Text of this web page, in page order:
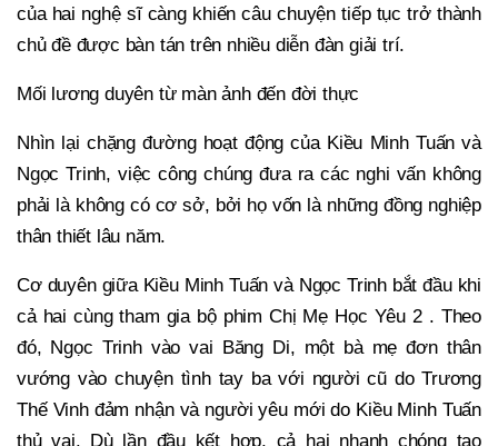
của hai nghệ sĩ càng khiến câu chuyện tiếp tục trở thành
chủ đề được bàn tán trên nhiều diễn đàn giải trí.
Mối lương duyên từ màn ảnh đến đời thực
Nhìn lại chặng đường hoạt động của Kiều Minh Tuấn và
Ngọc Trinh, việc công chúng đưa ra các nghi vấn không
phải là không có cơ sở, bởi họ vốn là những đồng nghiệp
thân thiết lâu năm.
Cơ duyên giữa Kiều Minh Tuấn và Ngọc Trinh bắt đầu khi
cả hai cùng tham gia bộ phim Chị Mẹ Học Yêu 2 . Theo
đó, Ngọc Trinh vào vai Băng Di, một bà mẹ đơn thân
vướng vào chuyện tình tay ba với người cũ do Trương
Thế Vinh đảm nhận và người yêu mới do Kiều Minh Tuấn
thủ vai. Dù lần đầu kết hợp, cả hai nhanh chóng tạo